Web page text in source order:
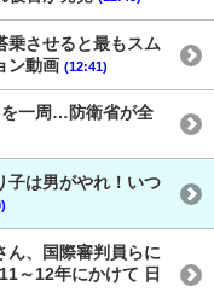
乗させると最もスム
ン動画 (12:41)
一周…防衛省が全
子は男がやれ！いつ
ん、国際審判員らに
～12年にかけて 日